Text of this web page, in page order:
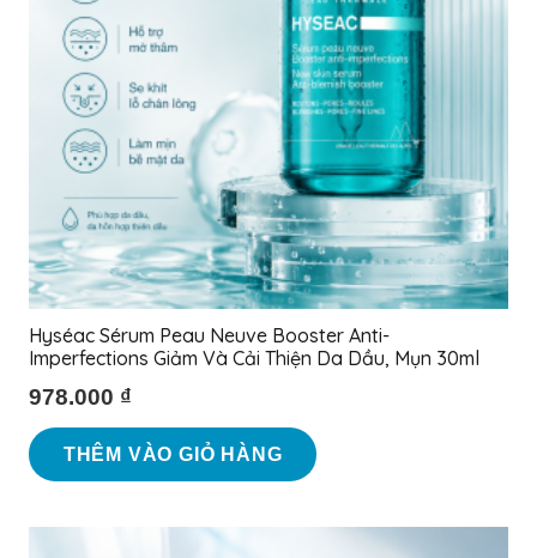
Hyséac Sérum Peau Neuve Booster Anti-
Imperfections Giảm Và Cải Thiện Da Dầu, Mụn 30ml
978.000 ₫
THÊM VÀO GIỎ HÀNG